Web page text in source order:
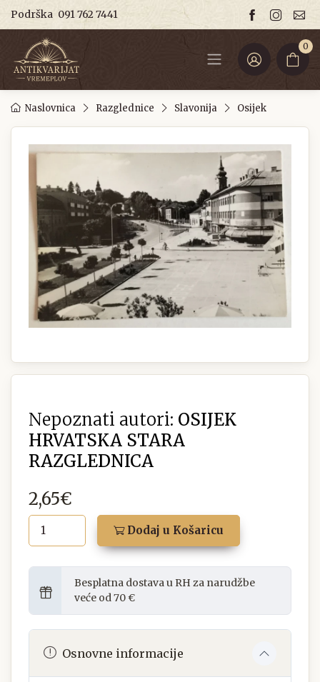
Podrška 091 762 7441
0
Naslovnica Razglednice Slavonija Osijek
Nepoznati autori: OSIJEK
HRVATSKA STARA
RAZGLEDNICA
2,65€
Dodaj u Košaricu
Besplatna dostava u RH za narudžbe
veće od 70 €
Osnovne informacije